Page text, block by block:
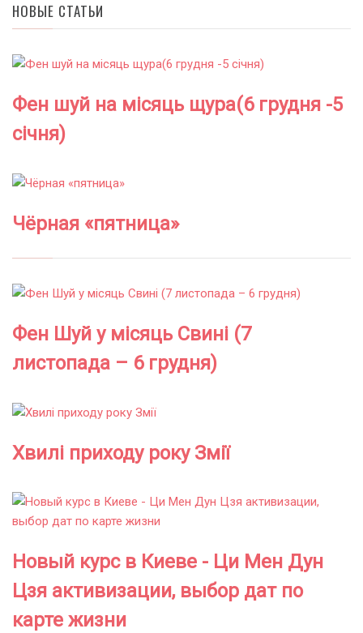
НОВЫЕ СТАТЬИ
Фен шуй на місяць щура(6 грудня -5
січня)
Чёрная «пятница»
Фен Шуй у місяць Свині (7
листопада – 6 грудня)
Хвилі приходу року Змії
Новый курс в Киеве - Ци Мен Дун
Цзя активизации, выбор дат по
карте жизни